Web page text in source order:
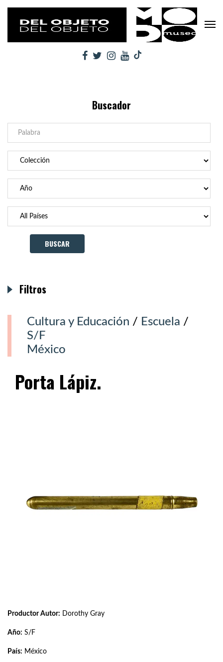
Buscador
Cultura y Educación / Escuela /
S/F
México
Porta Lápiz.
Productor Autor: Dorothy Gray
Año: S/F
País: México
Filtros